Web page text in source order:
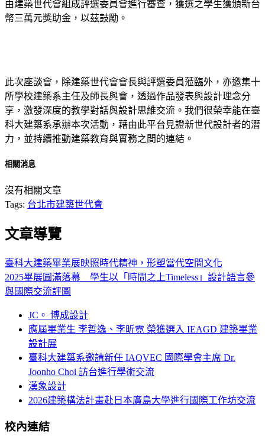
由建築世代會組成評選委員會進行審查，獲選之學生獲頒新台
幣三萬元獎助金，以茲鼓勵。
此次座談會，除建築世代會會長與評選委員蒞臨外，亦邀集十
所學校建築系主任及師長與會，透過作品發表與設計理念分
享，激發深度的教學對話與設計思維交流。我們很榮幸能在臺
科大建築系承辦本次活動，藉由此平台見證新世代設計者的潛
力，並持續推動建築教育與實務之間的連結。
相關消息
沒有相關文章
Tags: 台北市建築世代會
文章導覽
臺科大建築畢業展映照時代精神，形塑當代空間文化
2025畢展圓滿落幕 學生以「時間之上Timeless」設計語言參
與國際交流評圖
JC。 博成設計
應屆畢業生 李哲逸、李昕霓 榮獲選入 IEAGD 建築畢業
設計展
臺科大建築系邀請新任 IAQVEC 國際學會主席 Dr.
Joonho Choi 訪台進行學術交流
漢象設計
2026建築構法計畫赴日本廣島大學進行國際工作坊交流
校內連結